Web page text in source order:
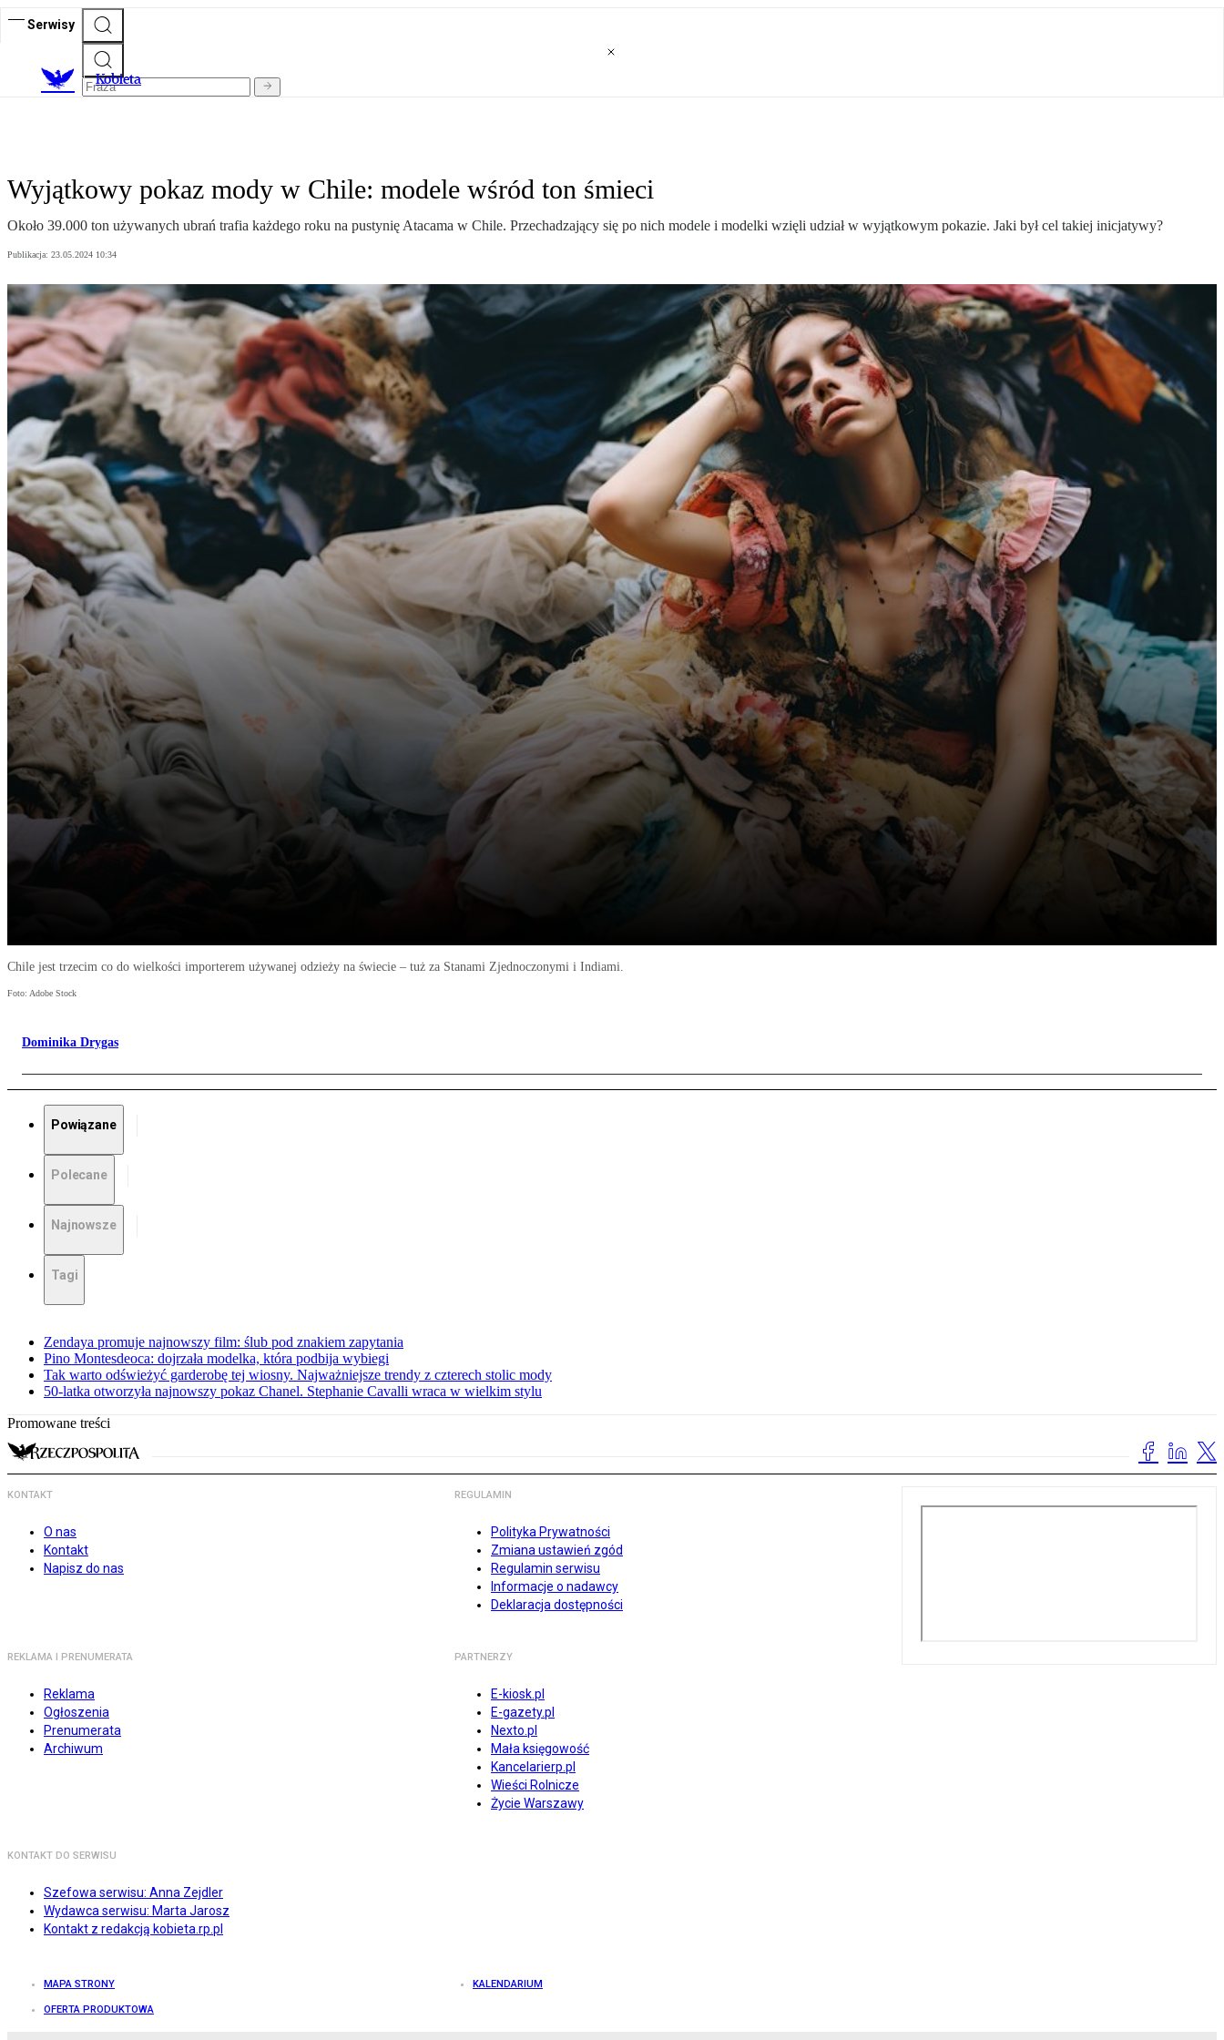
Serwisy
Kobieta
Wyjątkowy pokaz mody w Chile: modele wśród ton śmieci
Około 39.000 ton używanych ubrań trafia każdego roku na pustynię Atacama w Chile. Przechadzający się po nich modele i modelki wzięli udział w wyjątkowym pokazie. Jaki był cel takiej inicjatywy?
Publikacja: 23.05.2024 10:34
Chile jest trzecim co do wielkości importerem używanej odzieży na świecie – tuż za Stanami Zjednoczonymi i Indiami.
Foto: Adobe Stock
Dominika Drygas
Powiązane
Polecane
Najnowsze
Tagi
Zendaya promuje najnowszy film: ślub pod znakiem zapytania
Pino Montesdeoca: dojrzała modelka, która podbija wybiegi
Tak warto odświeżyć garderobę tej wiosny. Najważniejsze trendy z czterech stolic mody
50-latka otworzyła najnowszy pokaz Chanel. Stephanie Cavalli wraca w wielkim stylu
Promowane treści
KONTAKT
O nas
Kontakt
Napisz do nas
REGULAMIN
Polityka Prywatności
Zmiana ustawień zgód
Regulamin serwisu
Informacje o nadawcy
Deklaracja dostępności
REKLAMA I PRENUMERATA
Reklama
Ogłoszenia
Prenumerata
Archiwum
PARTNERZY
E-kiosk.pl
E-gazety.pl
Nexto.pl
Mała księgowość
Kancelarierp.pl
Wieści Rolnicze
Życie Warszawy
KONTAKT DO SERWISU
Szefowa serwisu: Anna Zejdler
Wydawca serwisu: Marta Jarosz
Kontakt z redakcją kobieta.rp.pl
MAPA STRONY KALENDARIUM
OFERTA PRODUKTOWA